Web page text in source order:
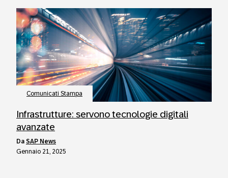
Comunicati Stampa
Infrastrutture: servono tecnologie digitali
avanzate
da SAP News
Gennaio 21, 2025